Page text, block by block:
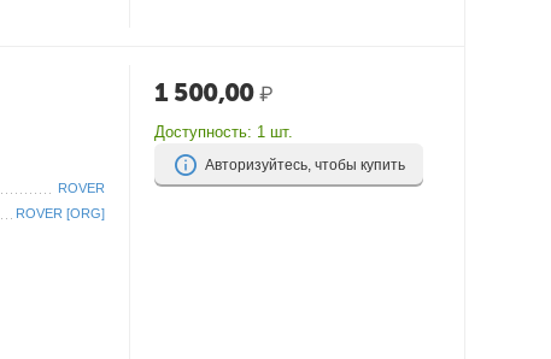
ROVER
ROVER [ORG]
1 500,00 ₽
Доступность: 1 шт.
Авторизуйтесь, чтобы купить